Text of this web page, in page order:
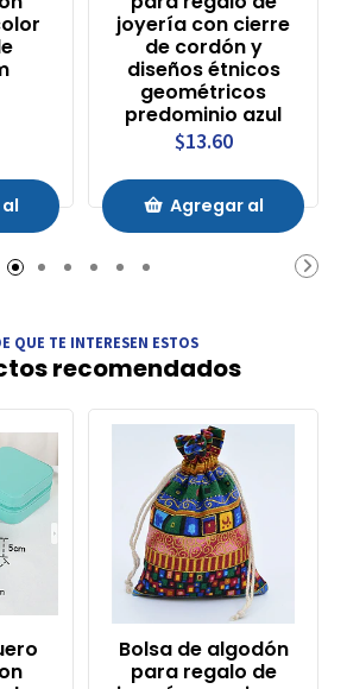
joyería con cierre
de cordón y
diseños étnicos
geométricos
predominio azul
$13.60
Agregar al
QUE TE INTERESEN ESTOS
recomendados
Bolsa de algodón
para regalo de